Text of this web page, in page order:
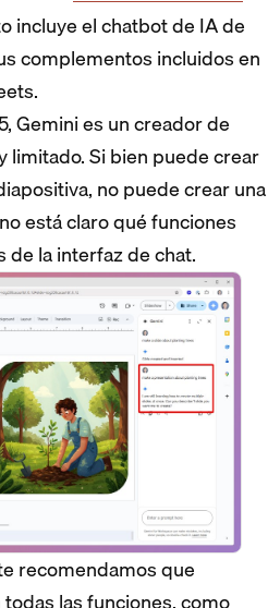
incluye el chatbot de IA de
complementos incluidos en
Gemini es un creador de
limitado. Si bien puede crear
no puede crear una
está claro qué funciones
la interfaz de chat.
recomendamos que